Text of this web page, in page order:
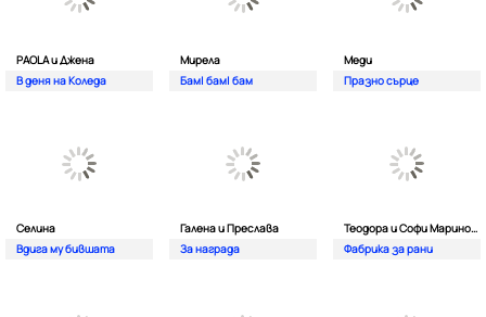
PAOLA и Джена
В деня на Коледа
Мирела
Бам| бам| бам
Меди
Празно сърце
Селина
Вдига му бившата
Галена и Преслава
За награда
Теодора и Софи Маринова
Фабрика за рани